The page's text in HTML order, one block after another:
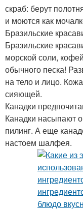
скраб: берут
и моются как
Бразильские
Бразильские
морской соли,
обычного песка!
на тело и лицо.
сияющей.
Канадки
Канадки насыпают
пилинг. А еще
настоем шалфея.